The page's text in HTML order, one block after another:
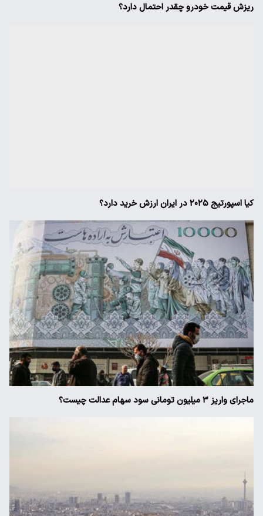
ریزش قیمت خودرو چقدر احتمال دارد؟
کیا اسپورتیج ۲۰۲۵ در ایران ارزش خرید دارد؟
ماجرای واریز ۳ میلیون تومانی سود سهام عدالت چیست؟